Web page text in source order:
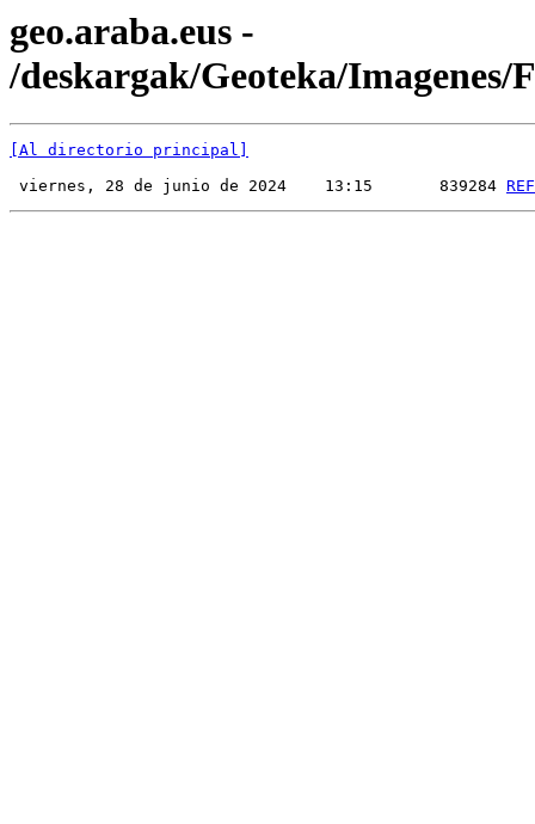
geo.araba.eus -
/deskargak/Geoteka/Imagenes/
[Al directorio principal]
viernes, 28 de junio de 2024    13:15       839284